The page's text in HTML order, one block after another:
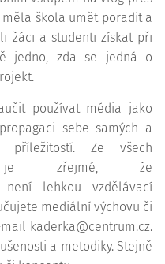
měla škola umět poradit a
žáci a studenti získat při
jedno, zda se jedná o
používat média jako
sebe samých a
příležitostí. Ze všech
je zřejmé, že
není lehkou vzdělávací
mediální výchovu či
kaderka@centrum.cz.
a metodiky. Stejně